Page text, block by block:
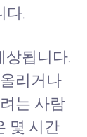
다.
상됩니다.
리거나
는 사람
몇 시간